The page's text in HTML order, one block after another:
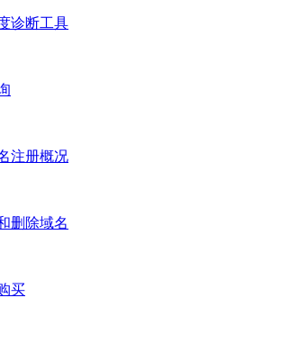
诊断工具
注册概况
删除域名
买